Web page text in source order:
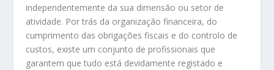
independentemente da sua dimensão ou setor de
atividade. Por trás da organização financeira, do
cumprimento das obrigações fiscais e do controlo de
custos, existe um conjunto de profissionais que
garantem que tudo está devidamente registado e